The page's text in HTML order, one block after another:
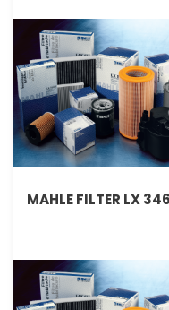
MAHLE FILTER LX